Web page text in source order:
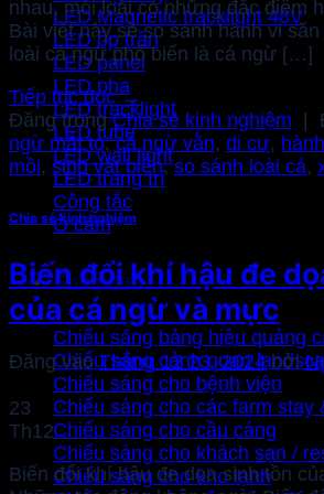
LED Magnetic tracklight 48V
LED ốp trần
LED panel
LED pha
LED tracklight
LED tube
LED wall light
LED trang trí
Công tắc
Ổ cắm
Giải pháp
Chiếu sáng bảng hiệu quảng
Chiếu sáng cảnh quan
Chiếu sáng cho bệnh viện
Chiếu sáng cho các farm stay
Chiếu sáng cho cầu cảng
Chiếu sáng cho khách sạn /
Chiếu sáng cho kho lạnh
nhau, mỗi loài có những đặc điểm
Bài viết này sẽ so sánh hành vi
loài cá ngừ phổ biến là cá ngừ […]
Tiếp tục đọc→
Đăng trongChia sẻ kinh nghiệm |
ngừ mắt to,cá ngừ vằn, di cư,
mồi, sinh vật biển,so sánh loài cá,
Chia sẻ kinh nghiệm
Biến đổi khí hậu đe
của cá ngừ và mực
Đăng vàoTháng 12 23, 2024 bởi
23
Th12
Biến đổi khí hậu đe dọa sinh tồn